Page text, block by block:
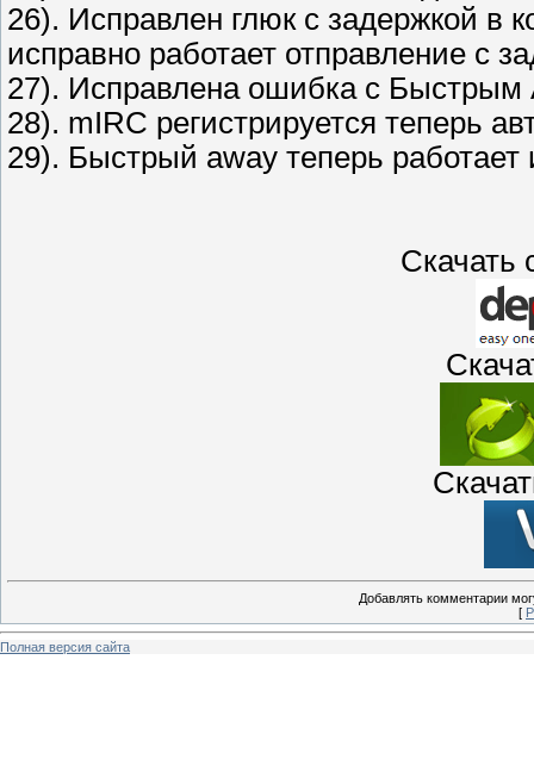
26). Исправлен глюк с задержкой в
исправно работает отправление с
27). Исправлена ошибка с Быстрым
28). mIRC регистрируется теперь
29). Быстрый away теперь работает
Скачать
Добавлять комментарии
[
Полная версия сайта